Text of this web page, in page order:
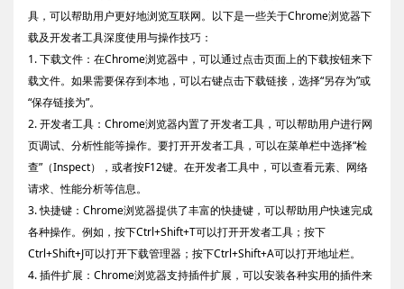
具，可以帮助用户更好地浏览互联网。以下是一些关于Chrome浏览器下
载及开发者工具深度使用与操作技巧：
1. 下载文件：在Chrome浏览器中，可以通过点击页面上的下载按钮来下
载文件。如果需要保存到本地，可以右键点击下载链接，选择“另存为”或
“保存链接为”。
2. 开发者工具：Chrome浏览器内置了开发者工具，可以帮助用户进行网
页调试、分析性能等操作。要打开开发者工具，可以在菜单栏中选择“检
查”（Inspect），或者按F12键。在开发者工具中，可以查看元素、网络
请求、性能分析等信息。
3. 快捷键：Chrome浏览器提供了丰富的快捷键，可以帮助用户快速完成
各种操作。例如，按下Ctrl+Shift+T可以打开开发者工具；按下
Ctrl+Shift+J可以打开下载管理器；按下Ctrl+Shift+A可以打开地址栏。
4. 插件扩展：Chrome浏览器支持插件扩展，可以安装各种实用的插件来